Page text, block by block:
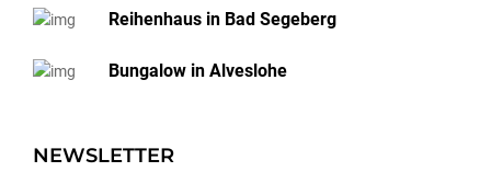
Reihenhaus in Bad Segeberg
Bungalow in Alveslohe
NEWSLETTER